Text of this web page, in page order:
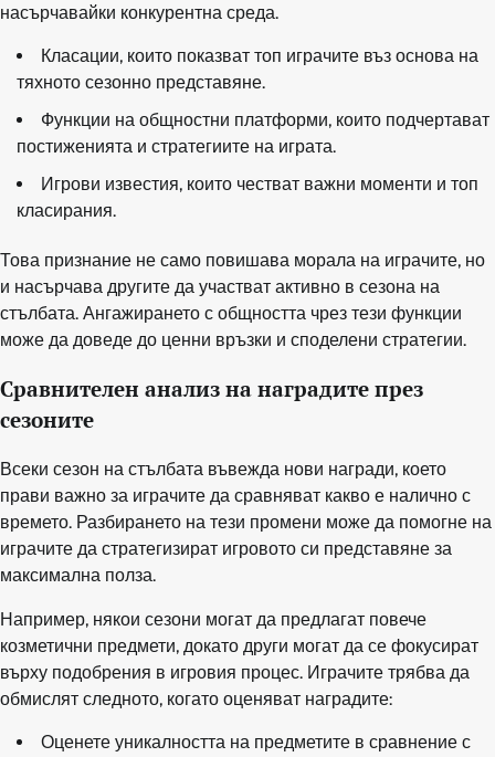
насърчавайки конкурентна среда.
Класации, които показват топ играчите въз основа на
тяхното сезонно представяне.
Функции на общностни платформи, които подчертават
постиженията и стратегиите на играта.
Игрови известия, които честват важни моменти и топ
класирания.
Това признание не само повишава морала на играчите, но
и насърчава другите да участват активно в сезона на
стълбата. Ангажирането с общността чрез тези функции
може да доведе до ценни връзки и споделени стратегии.
Сравнителен анализ на наградите през
сезоните
Всеки сезон на стълбата въвежда нови награди, което
прави важно за играчите да сравняват какво е налично с
времето. Разбирането на тези промени може да помогне на
играчите да стратегизират игровото си представяне за
максимална полза.
Например, някои сезони могат да предлагат повече
козметични предмети, докато други могат да се фокусират
върху подобрения в игровия процес. Играчите трябва да
обмислят следното, когато оценяват наградите:
Оценете уникалността на предметите в сравнение с